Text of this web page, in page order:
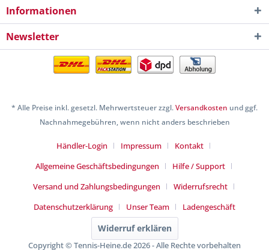
Informationen
Newsletter
* Alle Preise inkl. gesetzl. Mehrwertsteuer zzgl.Versandkosten und ggf.
Nachnahmegebühren, wenn nicht anders beschrieben
Händler-Login Impressum
Kontakt
Allgemeine Geschäftsbedingungen
Hilfe / Support
Versand und Zahlungsbedingungen
Widerrufsrecht
Datenschutzerklärung
Unser Team Ladengeschäft
Widerruf erklären
Copyright © Tennis-Heine.de 2026 - Alle Rechte vorbehalten